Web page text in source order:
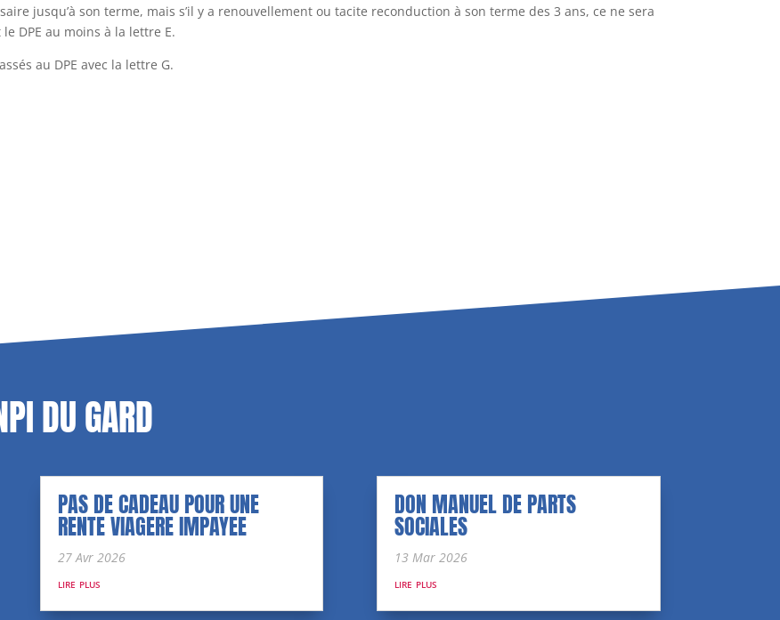
jusqu’à son terme, mais s’il y a renouvellement ou tacite reconduction à son terme des 3 ans, ce ne sera
DPE au moins à la lettre E.
au DPE avec la lettre G.
DU GARD
PAS DE CADEAU POUR UNE
RENTE VIAGERE IMPAYEE
27 Avr 2026
lire plus
DON MANUEL DE PARTS
SOCIALES
13 Mar 2026
lire plus